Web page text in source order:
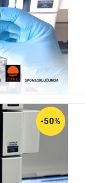
-50%